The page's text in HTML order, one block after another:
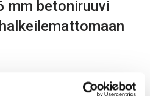
mm betoniruuvi